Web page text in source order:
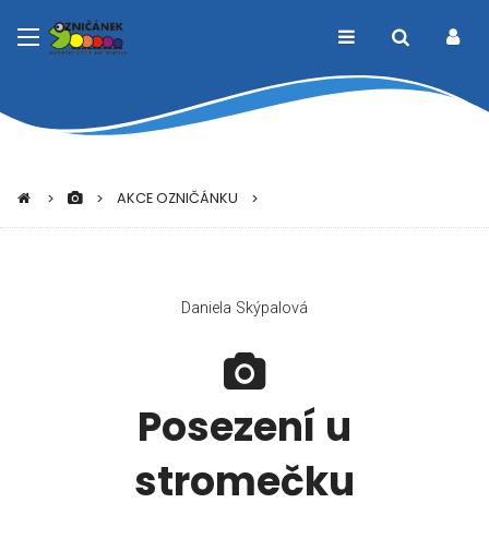
AKCE OZNIČÁNKU
Daniela Skýpalová
Posezení u
stromečku